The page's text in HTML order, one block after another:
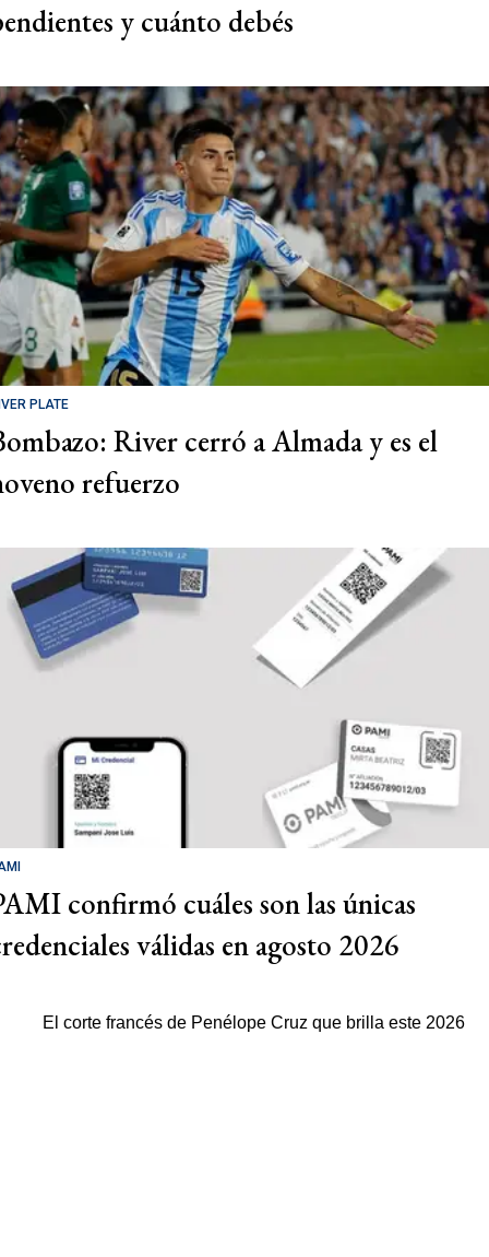
y cuánto debés
PLATE
River cerró a Almada y es el
refuerzo
confirmó cuáles son las únicas
válidas en agosto 2026